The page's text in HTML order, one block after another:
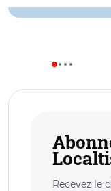
Recevez le